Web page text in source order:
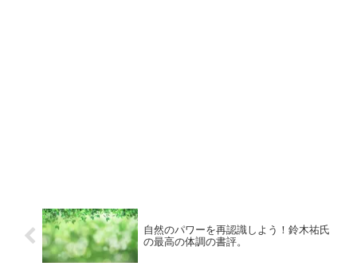
自然のパワーを再認識しよう！鈴木祐氏
の最高の体調の書評。